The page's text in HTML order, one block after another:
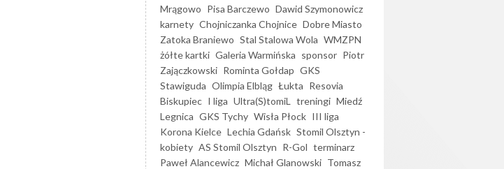
Mrągowo Pisa Barczewo Dawid Szymonowicz
karnety Chojniczanka Chojnice Dobre Miasto
Zatoka Braniewo Stal Stalowa Wola WMZPN
żółte kartki Galeria Warmińska sponsor Piotr
Zajączkowski Rominta Gołdap GKS
Stawiguda Olimpia Elbląg Łukta Resovia
Biskupiec I liga Ultra(S)tomiL treningi Miedź
Legnica GKS Tychy Wisła Płock III liga
Korona Kielce Lechia Gdańsk Stomil Olsztyn -
kobiety AS Stomil Olsztyn R-Gol terminarz
Paweł Alancewicz Michał Glanowski Tomasz